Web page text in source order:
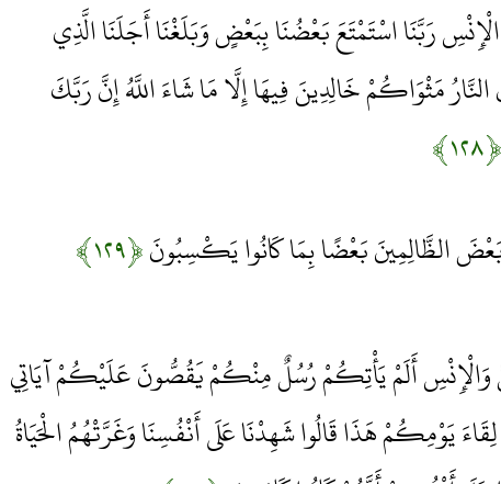
رَبَّنَا اسْتَمْتَعَ بَعْضُنَا بِبَعْضٍ وَبَلَغْنَا أَجَلَنَا الَّذِي
مَثْوَاكُمْ خَالِدِينَ فِيهَا إِلَّا مَا شَاءَ اللَّهُ إِنَّ رَبَّكَ
﴿۱۲۸﴾
الظَّالِمِينَ بَعْضًا بِمَا كَانُوا يَكْسِبُونَ﴿۱۲۹﴾
وَالْإِنْسِ أَلَمْ يَأْتِكُمْ رُسُلٌ مِنْكُمْ يَقُصُّونَ عَلَيْكُمْ آيَاتِي
يَوْمِكُمْ هَذَا قَالُوا شَهِدْنَا عَلَى أَنْفُسِنَا وَغَرَّتْهُمُ الْحَيَاةُ